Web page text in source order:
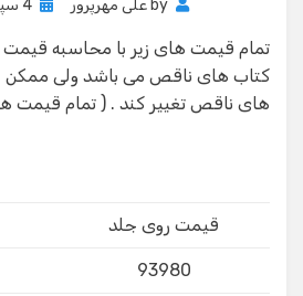
by علی مهرپرور
Posted
4 سپتامبر , 2012
تمام قیمت های زیر با محاسبه
کتاب های ناقص می باشد ولی
های ناقص تغییر کند . ( تمام قیمت
قیمت روی جلد
93980